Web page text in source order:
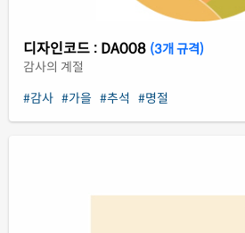
디자인코드 : DA008 (3개 규격)
감사의 계절
#감사 #가을 #추석 #명절